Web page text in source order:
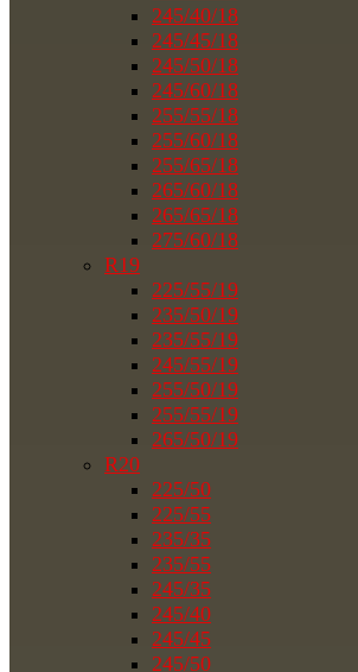
245/40/18
245/45/18
245/50/18
245/60/18
255/55/18
255/60/18
255/65/18
265/60/18
265/65/18
275/60/18
R19
225/55/19
235/50/19
235/55/19
245/55/19
255/50/19
255/55/19
265/50/19
R20
225/50
225/55
235/35
235/55
245/35
245/40
245/45
245/50